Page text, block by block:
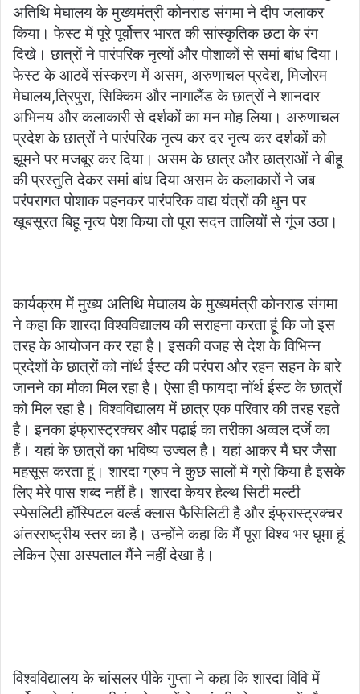
अतिथि मेघालय के मुख्यमंत्री कोनराड संगमा ने दीप जलाकर
किया। फेस्ट में पूरे पूर्वोत्तर भारत की सांस्कृतिक छटा के रंग
दिखे। छात्रों ने पारंपरिक नृत्यों और पोशाकों से समां बांध दिया।
फेस्ट के आठवें संस्करण में असम, अरुणाचल प्रदेश, मिजोरम
मेघालय,त्रिपुरा, सिक्किम और नागालैंड के छात्रों ने शानदार
अभिनय और कलाकारी से दर्शकों का मन मोह लिया। अरुणाचल
प्रदेश के छात्रों ने पारंपरिक नृत्य कर दर नृत्य कर दर्शकों को
झूमने पर मजबूर कर दिया। असम के छात्र और छात्राओं ने बीहू
की प्रस्तुति देकर समां बांध दिया असम के कलाकारों ने जब
परंपरागत पोशाक पहनकर पारंपरिक वाद्य यंत्रों की धुन पर
खूबसूरत बिहू नृत्य पेश किया तो पूरा सदन तालियों से गूंज उठा।
कार्यक्रम में मुख्य अतिथि मेघालय के मुख्यमंत्री कोनराड संगमा
ने कहा कि शारदा विश्वविद्यालय की सराहना करता हूं कि जो इस
तरह के आयोजन कर रहा है। इसकी वजह से देश के विभिन्न
प्रदेशों के छात्रों को नॉर्थ ईस्ट की परंपरा और रहन सहन के बारे
जानने का मौका मिल रहा है। ऐसा ही फायदा नॉर्थ ईस्ट के छात्रों
को मिल रहा है। विश्वविद्यालय में छात्र एक परिवार की तरह रहते
है। इनका इंफ्रास्ट्रक्चर और पढ़ाई का तरीका अव्वल दर्जे का
हैं। यहां के छात्रों का भविष्य उज्वल है। यहां आकर मैं घर जैसा
महसूस करता हूं। शारदा ग्रुप ने कुछ सालों में ग्रो किया है इसके
लिए मेरे पास शब्द नहीं है। शारदा केयर हेल्थ सिटी मल्टी
स्पेसलिटी हॉस्पिटल वर्ल्ड क्लास फैसिलिटी है और इंफ्रास्ट्रक्चर
अंतरराष्ट्रीय स्तर का है। उन्होंने कहा कि मैं पूरा विश्व भर घूमा हूं
लेकिन ऐसा अस्पताल मैंने नहीं देखा है।
विश्वविद्यालय के चांसलर पीके गुप्ता ने कहा कि शारदा विवि में